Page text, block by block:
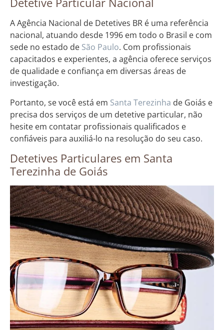
A Agência Nacional de Detetives BR é uma referência
nacional, atuando desde 1996 em todo o Brasil e com
sede no estado de São Paulo. Com profissionais
capacitados e experientes, a agência oferece serviços
de qualidade e confiança em diversas áreas de
investigação.
Portanto, se você está em Santa Terezinha de Goiás e
precisa dos serviços de um detetive particular, não
hesite em contatar profissionais qualificados e
confiáveis para auxiliá-lo na resolução do seu caso.
Detetives Particulares em Santa
Terezinha de Goiás